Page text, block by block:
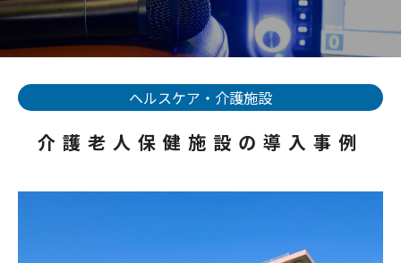
ヘルスケア・介護施設
介護老人保健施設の導入事例